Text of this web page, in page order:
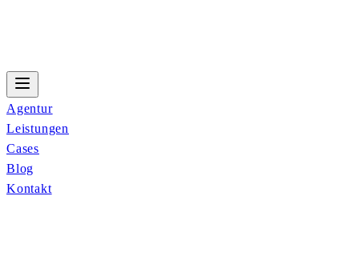
Agentur
Leistungen
Cases
Blog
Kontakt